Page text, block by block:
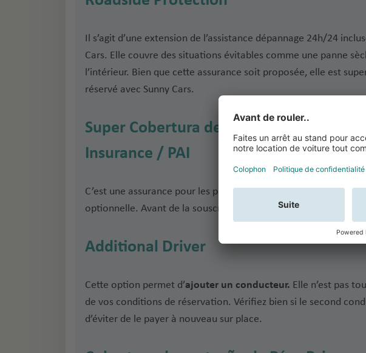
Il s’agit d’une extension de l’assistance dépannage 24h/24
Cars. Elle couvre des situations évitables comme une panne
l’intérieur. Bien que cette assurance soit proposée, elle est
réservé avec Sunny Cars.
Super Cobertura de Acidentes Pessoais
Insurance / PAI
C’est une assurance pour les passagersen cas de décès ou
optionnelle. Avant de la souscrire, vérifiez si votre assurance
Additional Driver
Cette option permet d’ajouter un conducteur. Elle n’est pas
de vos conditions de réservation. Vérifiez bien si le second
d’éviter de le payer à nouveau sur place.